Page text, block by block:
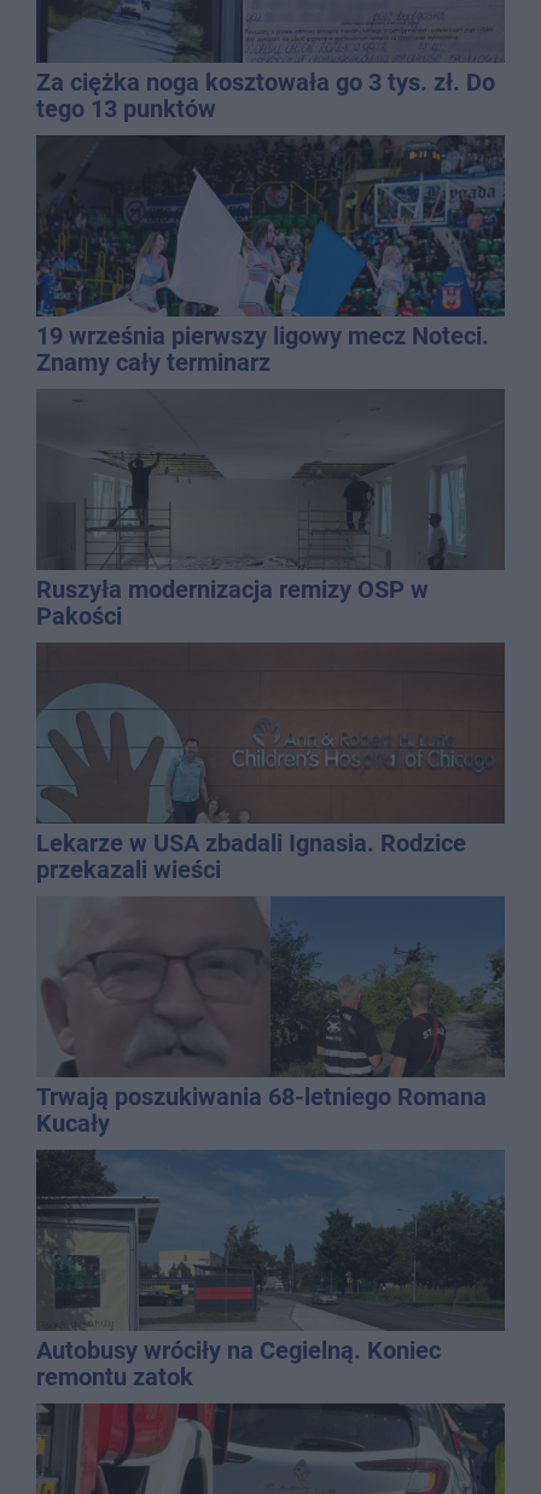
Za ciężka noga kosztowała go 3 tys. zł. Do
tego 13 punktów
19 września pierwszy ligowy mecz Noteci.
Znamy cały terminarz
Ruszyła modernizacja remizy OSP w
Pakości
Lekarze w USA zbadali Ignasia. Rodzice
przekazali wieści
Trwają poszukiwania 68-letniego Romana
Kucały
Autobusy wróciły na Cegielną. Koniec
remontu zatok